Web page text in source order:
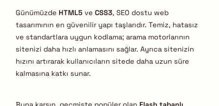
Günümüzde HTML5 ve CSS3, SEO dostu web
tasarımının en güvenilir yapı taşlarıdır. Temiz, hatasız
ve standartlara uygun kodlama; arama motorlarının
sitenizi daha hızlı anlamasını sağlar. Ayrıca sitenizin
hızını artırarak kullanıcıların sitede daha uzun süre
kalmasına katkı sunar.